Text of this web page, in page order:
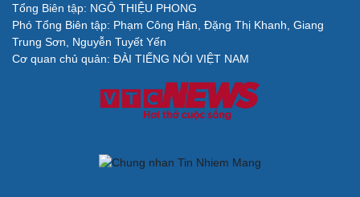
Tổng Biên tập: NGÔ THIỆU PHONG
Phó Tổng Biên tập: Phạm Công Hân, Đặng Thị Khanh, Giang
Trung Sơn, Nguyễn Tuyết Yến
Cơ quan chủ quản: ĐÀI TIẾNG NÓI VIỆT NAM